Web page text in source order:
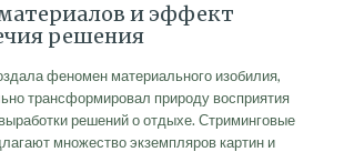
и эффект
решения
феномен материального изобилия,
трансформировал природу восприятия
решений о отдыхе. Стриминговые
множество экземпляров картин и